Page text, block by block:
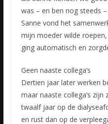
was – en ben nog steeds
Sanne vond het
mijn moeder wilde
ging automatisch en
Geen naaste collega’s
Dertien jaar later werken
maar naaste collega’s zijn
twaalf jaar op de
en rust dan op de